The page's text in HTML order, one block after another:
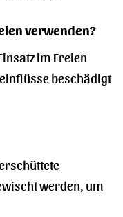
verwenden?
im Freien
beschädigt
werden, um